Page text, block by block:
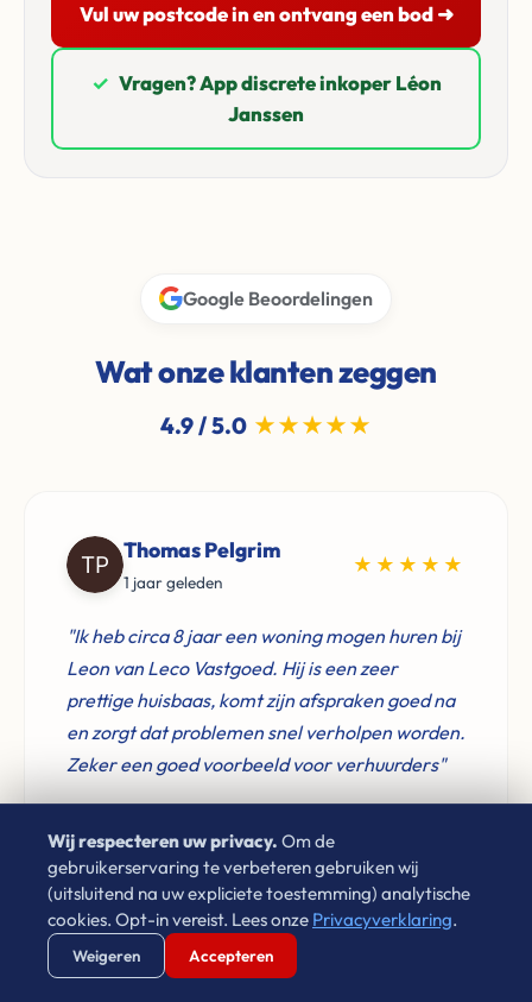
Vul uw postcode in en ontvang een bod ➜
✓ Vragen? App discrete inkoper Léon
Janssen
Google Beoordelingen
Wat onze klanten zeggen
4.9 / 5.0 ★★★★★
Thomas Pelgrim
1 jaar geleden
★★★★★
"Ik heb circa 8 jaar een woning mogen huren bij
Leon van Leco Vastgoed. Hij is een zeer
prettige huisbaas, komt zijn afspraken goed na
en zorgt dat problemen snel verholpen worden.
Zeker een goed voorbeeld voor verhuurders"
Laura Cornet
4 jaar geleden
★★★★★
Wij respecteren uw privacy. Om de
gebruikerservaring te verbeteren gebruiken wij
(uitsluitend na uw expliciete toestemming) analytische
cookies. Opt-in vereist. Lees onze Privacyverklaring.
Weigeren Accepteren
Verstuur WhatsApp